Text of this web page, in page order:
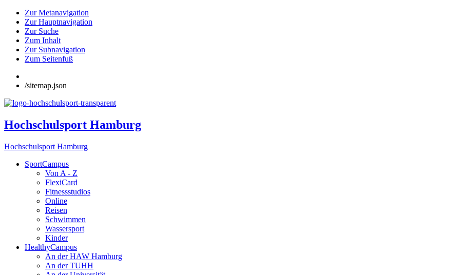
Zur Metanavigation
Zur Hauptnavigation
Zur Suche
Zum Inhalt
Zur Subnavigation
Zum Seitenfuß
/sitemap.json
Hochschulsport Hamburg
Hochschulsport Hamburg
SportCampus
Von A - Z
FlexiCard
Fitnessstudios
Online
Reisen
Schwimmen
Wassersport
Kinder
HealthyCampus
An der HAW Hamburg
An der TUHH